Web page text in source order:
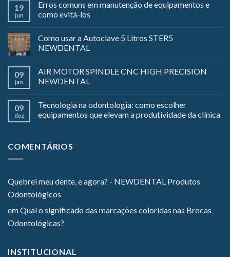
19
jun
Erros comuns em manutenção de equipamentos e
como evitá-los
Como usar a Autoclave 5 Litros STER5
NEWDENTAL
09
jan
AIR MOTOR SPINDLE CNC HIGH PRECISION
NEWDENTAL
09
dez
Tecnologia na odontologia: como escolher
equipamentos que elevam a produtividade da clínica
COMENTÁRIOS
Quebrei meu dente, e agora? - NEWDENTAL Produtos
Odontológicos
emQual o significado das marcações coloridas nas Brocas
Odontológicas?
INSTITUCIONAL